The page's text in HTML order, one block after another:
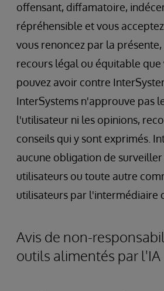
offensant, diffamatoire,
répréhensible et vous
vous renoncez par la
recours légal ou équitable que
pouvez avoir contre
InterSystems n'approuve pas
l'utilisateur ni les opinions,
conseils qui y sont exprimés.
aucune obligation de
utilisateurs ou toute autre
utilisateurs par l'intermédiaire
Avis de non-
outils alimentés par l'IA